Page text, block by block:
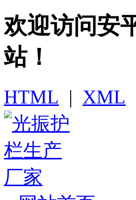
欢迎访问​安
站！
HTML | XML